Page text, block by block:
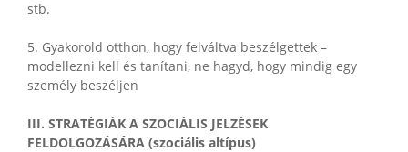
stb.
5. Gyakorold otthon, hogy felváltva beszélgettek –
modellezni kell és tanítani, ne hagyd, hogy mindig egy
személy beszéljen
III. STRATÉGIÁK A SZOCIÁLIS JELZÉSEK
FELDOLGOZÁSÁRA (szociális altípus)